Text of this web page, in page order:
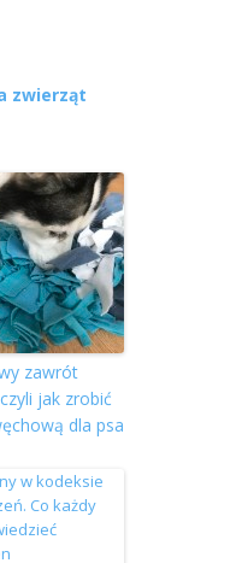
zwierząt
zawrót
jak zrobić
dla psa